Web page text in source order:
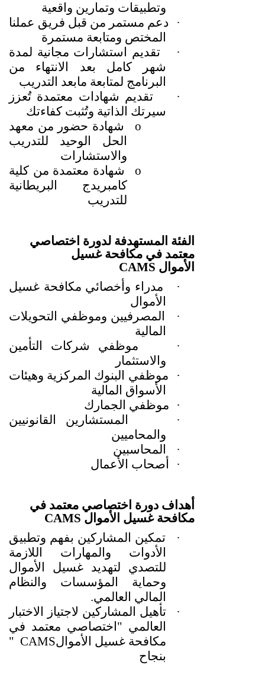
وتطبيقات وتمارين واقعية
·
دعم مستمر من قبل فريق عملنا
المختص ومتابعة مستمرة
·
تقديم استشارات مجانية لمدة
شهر كامل بعد الانتهاء من
البرنامج لمتابعة مابعد التدريب
·
تقديم شهادات معتمدة تُعزز
سيرتك الذاتية وتُثبت كفاءتك
o
شهادة حضور من معهد
الحل الوحيد للتدريب
والاستشارات
o
شهادة معتمدة من كلية
كامبريدج البريطانية
للتدريب
الفئة المستهدفة لدورة اختصاصي
معتمد في مكافحة غسيل
الأموال CAMS
·
مدراء وأخصائي مكافحة غسيل
الأموال
·
المصرفيين وموظفي التحويلات
المالية
·
موظفي شركات التأمين
والاستثمار
·
موظفي البنوك المركزية وهيئات
الأسواق المالية
·
موظفي الجمارك
·
المستشارين القانونيين
والمحاميين
·
المحاسبين
·
أصحاب الأعمال
أهداف دورة اختصاصي معتمد في
مكافحة غسيل الأموال CAMS
·
تمكين المشاركين بفهم وتطبيق
الأدوات والمهارات اللازمة
للتصدي لتهديد غسيل الأموال
وحماية المؤسسات والنظام
المالي العالمي.
·
تأهيل المشاركين لاجتياز الاختبار
العالمي "اختصاصي معتمد في
مكافحة غسيل الأموالCAMS
"
بنجاح